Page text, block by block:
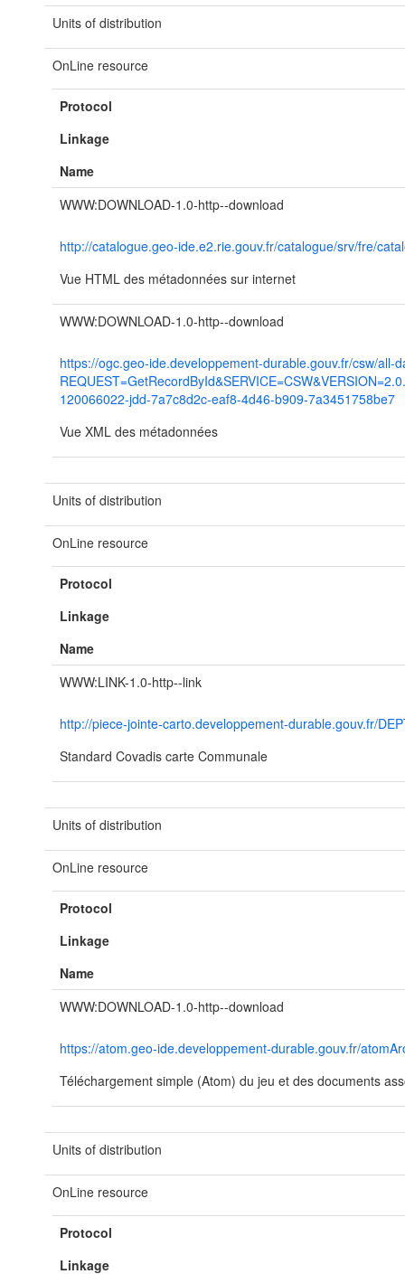
Units of distribution
OnLine resource
Protocol
Linkage
Name
WWW:DOWNLOAD-1.0-http--download
http://catalogue.geo-ide.e2.rie.gouv.fr/catalogue/srv/fre/
Vue HTML des métadonnées sur internet
WWW:DOWNLOAD-1.0-http--download
https://ogc.geo-ide.developpement-durable.gouv.fr/csw/all-
120066022-jdd-7a7c8d2c-eaf8-4d46-b909-7a3451758be7
Vue XML des métadonnées
Units of distribution
OnLine resource
Protocol
Linkage
Name
WWW:LINK-1.0-http--link
http://piece-jointe-carto.developpement-durable.gouv.fr/
Standard Covadis carte Communale
Units of distribution
OnLine resource
Protocol
Linkage
Name
WWW:DOWNLOAD-1.0-http--download
https://atom.geo-ide.developpement-durable.gouv.fr/
Téléchargement simple (Atom) du jeu et des documents
Units of distribution
OnLine resource
Protocol
Linkage